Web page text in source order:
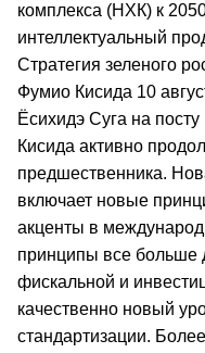
комплекса (НХК) к
интеллектуальный
Стратегия зеленого
Фумио Кисида 10
Ёсихидэ Суга на
Кисида активно
предшественника.
включает новые
акценты в
принципы все больше
фискальной и
качественно новый
стандартизации.